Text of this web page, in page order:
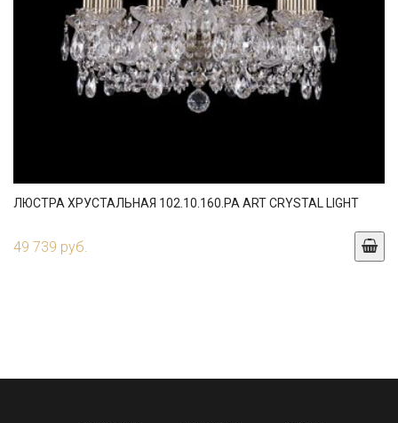
ЛЮСТРА ХРУСТАЛЬНАЯ 102.10.160.PA ART CRYSTAL LIGHT
49 739 руб.